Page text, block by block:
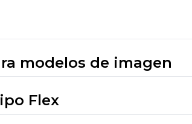
modelos de imagen
Flex